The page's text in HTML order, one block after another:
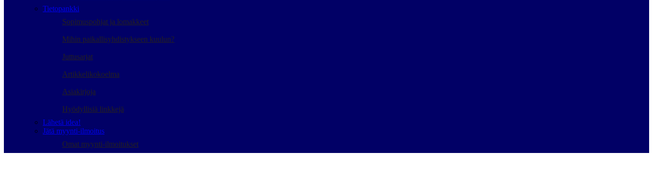
Tietopankki
Sopimuspohjat ja lomakkeet
Mihin paikallisyhdistykseen kuulun?
Juttusarjat
Artikkelikokoelma
Asiakirjoja
Hyödyllisiä linkkejä
Lähetä idea!
Jätä myynti-ilmoitus
Omat myynti-ilmoitukset